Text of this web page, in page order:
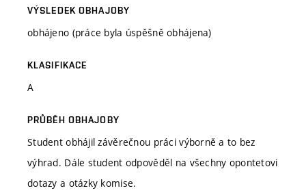
VÝSLEDEK OBHAJOBY
obhájeno (práce byla úspěšně obhájena)
KLASIFIKACE
A
PRŮBĚH OBHAJOBY
Student obhájil závěrečnou práci výborně a to bez
výhrad. Dále student odpověděl na všechny opontetovi
dotazy a otázky komise.